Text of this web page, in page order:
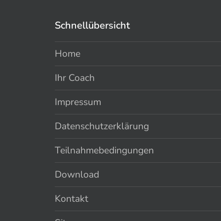
Schnellübersicht
Home
Ihr Coach
Impressum
Datenschutzerklärung
Teilnahmebedingungen
Download
Kontakt